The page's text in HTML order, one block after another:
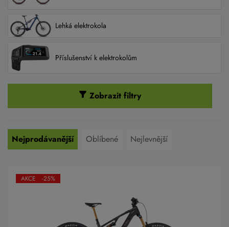
Lehká elektrokola
Příslušenství k elektrokolům
Zobrazit filtry
Nejprodávanější Oblíbené Nejlevnější
AKCE -25%